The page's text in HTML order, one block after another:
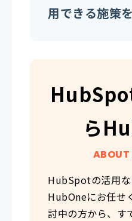
用できる施策
ら
HubSpotの活用
HubOneにお任せ
討中の方から、す